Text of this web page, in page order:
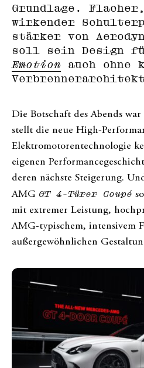
Grundlage.
wirkender
stärker von
soll sein Design
Emotion auch ohne
Die Botschaft des Abends
stellt die neue High-
Elektromotorentechnologie
eigenen
deren nächste Steigerung.
AMG GT 4-Türer Coupé
mit extremer Leistung,
AMG-typischem, intensivem
außergewöhnlichen